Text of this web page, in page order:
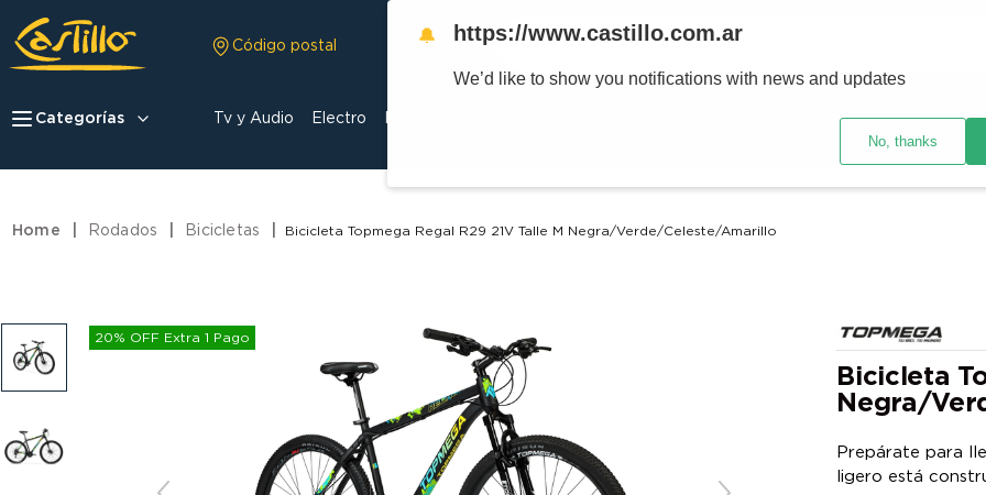
Código postal
Buscar
Categorías Tv y Audio Electro Ver promociones
Rodados Bicicletas Bicicleta Topmega Regal R29 21V Talle M Negra/Verde/Celeste/Amarillo
20% OFF Extra 1 Pago
Bicicleta
Negra/
Prepárate para
ligero está
7.
9.
sommier
10
smart tv
🔔 https://www.castillo.com.ar
We’d like to show you notifications with news and updates
No, thanks